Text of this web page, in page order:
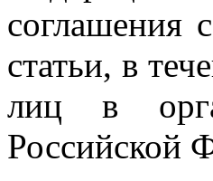
соглашения
статьи, в
лиц в
Российской